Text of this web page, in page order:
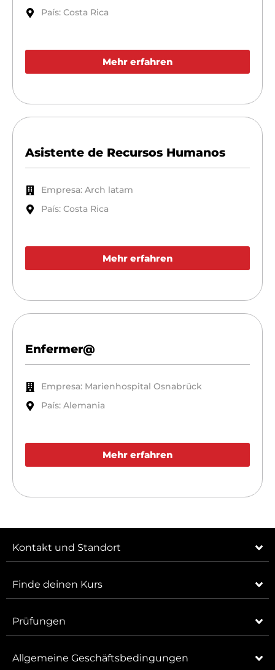
País: Costa Rica
Mehr erfahren
Asistente de Recursos Humanos
Empresa: Arch latam
País: Costa Rica
Mehr erfahren
Enfermer@
Empresa: Marienhospital Osnabrück
País: Alemania
Mehr erfahren
Kontakt und Standort
Finde deinen Kurs
Prüfungen
Allgemeine Geschäftsbedingungen